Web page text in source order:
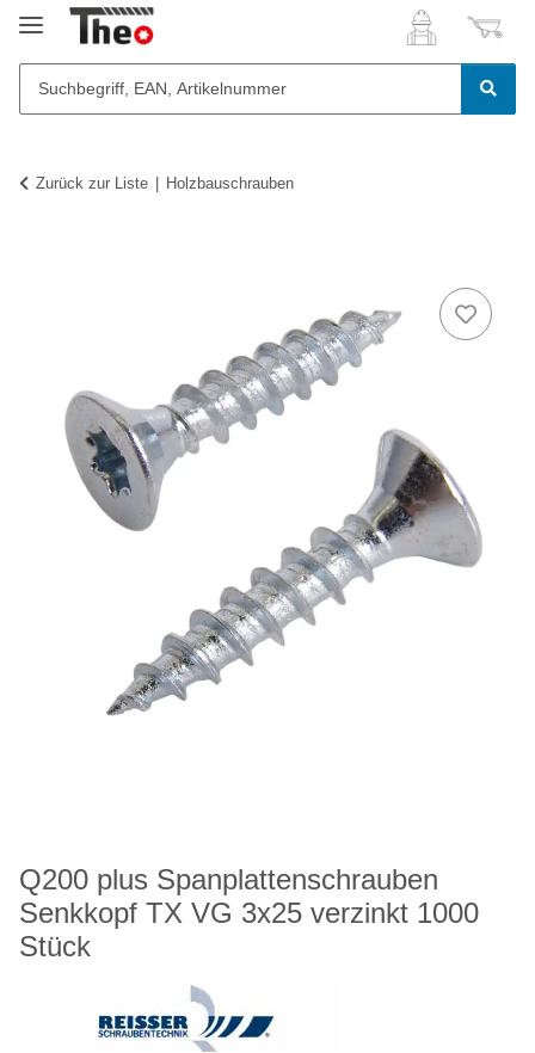
Zurück zur Liste Holzbauschrauben
Q200 plus Spanplattenschrauben
Senkkopf TX VG 3x25 verzinkt 1000
Stück